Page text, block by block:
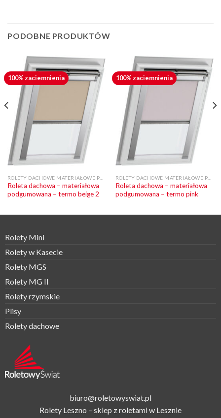
PODOBNE PRODUKTÓW
100% zaciemnienia
Roleta dachowa – materiałowa
podgumowana – termo beige 2
100% zaciemnienia
Roleta dachowa – materiałowa
podgumowana – termo pink
Rolety Mini
Rolety w Kasecie
Rolety MGS
Rolety MG II
Rolety rzymskie
Plisy
Rolety dachowe
biuro@roletowyswiat.pl
Rolety Leszno – sklep z roletami w Lesznie